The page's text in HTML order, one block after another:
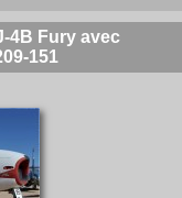
4B Fury avec
151